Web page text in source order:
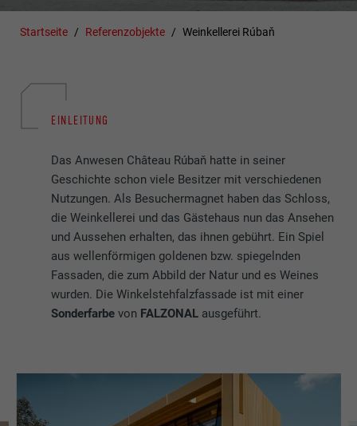
Startseite Referenzobjekte Weinkellerei Rúbaň
EINLEITUNG
Das Anwesen Château Rúbaň hatte in seiner
Geschichte schon viele Besitzer mit verschiedenen
Nutzungen. Als Besuchermagnet haben das Schloss,
die Weinkellerei und das Gästehaus nun das Ansehen
und Aussehen erhalten, das ihnen gebührt. Ein Spiel
aus wellenförmigen goldenen bzw. spiegelnden
Fassaden, die zum Abbild der Natur und es Weines
wurden. Die Winkelstehfalzfassade ist mit einer
Sonderfarbevon FALZONAL ausgeführt.